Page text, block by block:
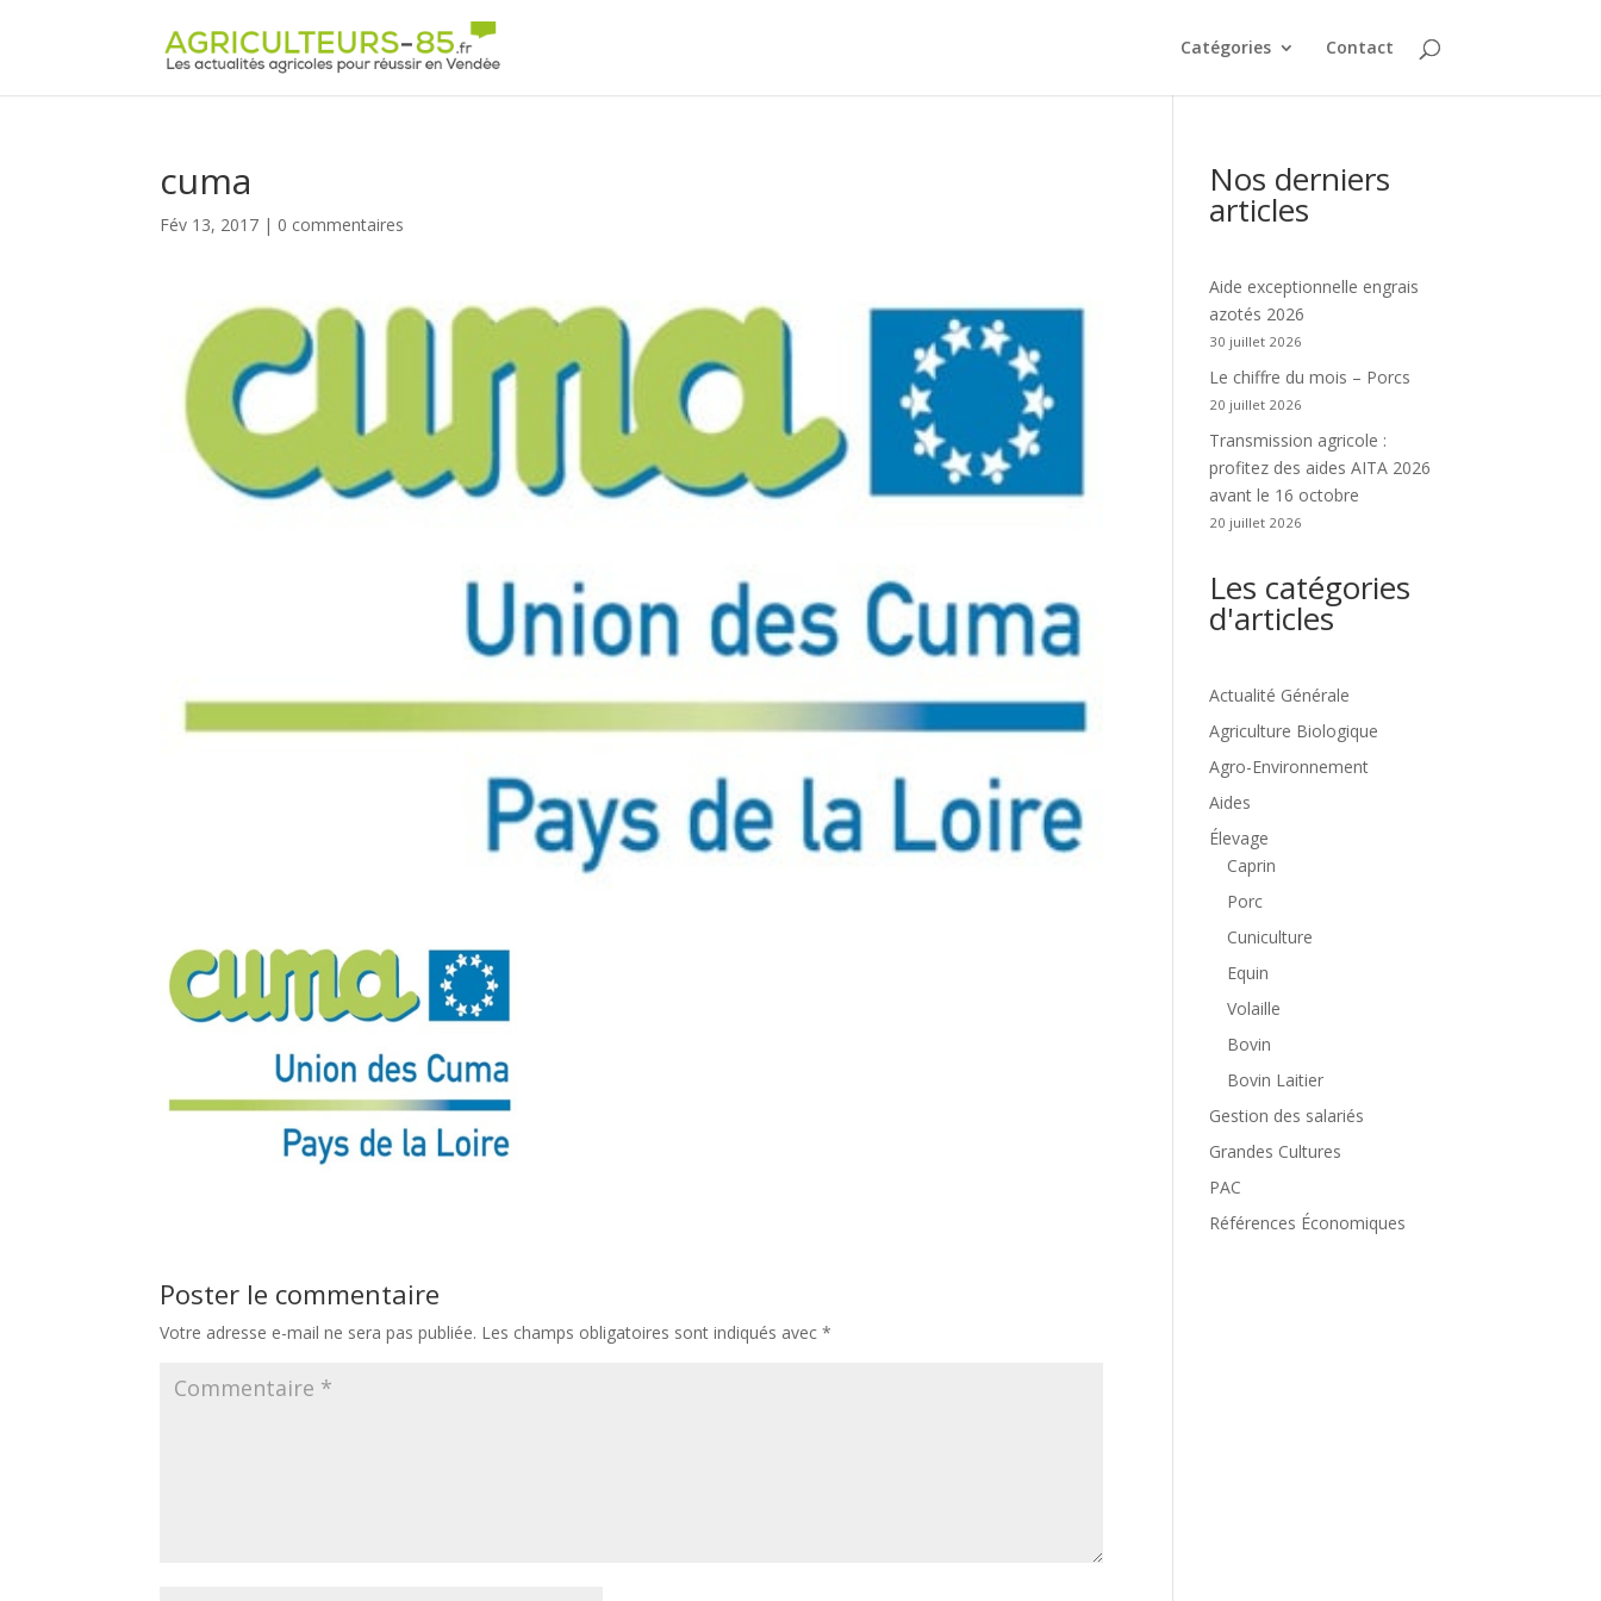
Catégories Contact
cuma
Fév 13, 2017 | 0 commentaires
Poster le commentaire
Votre adresse e-mail ne sera pas publiée. Les champs obligatoires sont indiqués avec*
Nos derniers
articles
Aide exceptionnelle engrais
azotés 2026
30 juillet 2026
Le chiffre du mois – Porcs
20 juillet 2026
Transmission agricole :
profitez des aides AITA 2026
avant le 16 octobre
20 juillet 2026
Les catégories
d'articles
Actualité Générale
Agriculture Biologique
Agro-Environnement
Aides
Élevage
Caprin
Porc
Cuniculture
Equin
Volaille
Bovin
Bovin Laitier
Gestion des salariés
Grandes Cultures
PAC
Références Économiques